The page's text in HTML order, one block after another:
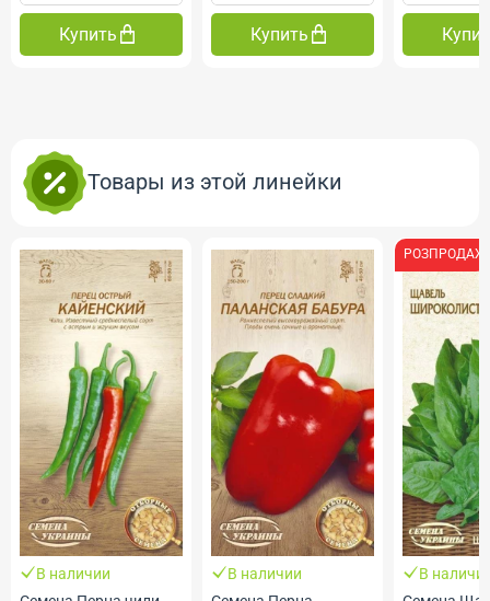
Купить Купить
Товары из этой линейки
В наличии
В наличии
РОЗПРОДАЖ
В